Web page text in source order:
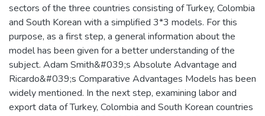
sectors of the three countries consisting of Turkey, Colombia
and South Korean with a simplified 3*3 models. For this
purpose, as a first step, a general information about the
model has been given for a better understanding of the
subject. Adam Smith&#039;s Absolute Advantage and
Ricardo&#039;s Comparative Advantages Models has been
widely mentioned. In the next step, examining labor and
export data of Turkey, Colombia and South Korean countries